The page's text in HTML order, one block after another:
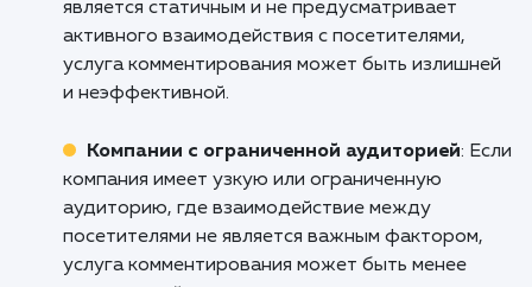
Онлайн-магазины: Для онлайн-
услуга комментирования на сайте может
полезной, поскольку позволяет клиентам
делиться отзывами о товарах, задавать
вопросы о продукции и получать ответы от
других пользователей, что повышает
способствует принятию покупательских
решений.